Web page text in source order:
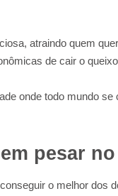
atraindo quem
de cair o
onde todo mundo
pesar
o melhor dos